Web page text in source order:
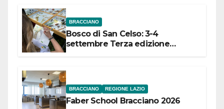
BRACCIANO
Bosco di San Celso: 3-4
settembre Terza edizione
BRACCIANO REGIONE LAZIO
Faber School Bracciano 2026